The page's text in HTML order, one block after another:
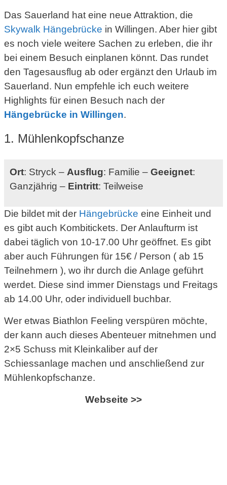
Das Sauerland hat eine neue Attraktion, die
Skywalk Hängebrücke in Willingen. Aber hier gibt
es noch viele weitere Sachen zu erleben, die ihr
bei einem Besuch einplanen könnt. Das rundet
den Tagesausflug ab oder ergänzt den Urlaub im
Sauerland. Nun empfehle ich euch weitere
Highlights für einen Besuch nach der
Hängebrücke in Willingen.
1. Mühlenkopfschanze
Ort: Stryck – Ausflug: Familie – Geeignet:
Ganzjährig – Eintritt: Teilweise
Die bildet mit der Hängebrücke eine Einheit und
es gibt auch Kombitickets. Der Anlaufturm ist
dabei täglich von 10-17.00 Uhr geöffnet. Es gibt
aber auch Führungen für 15€ / Person ( ab 15
Teilnehmern ), wo ihr durch die Anlage geführt
werdet. Diese sind immer Dienstags und Freitags
ab 14.00 Uhr, oder individuell buchbar.
Wer etwas Biathlon Feeling verspüren möchte,
der kann auch dieses Abenteuer mitnehmen und
2×5 Schuss mit Kleinkaliber auf der
Schiessanlage machen und anschließend zur
Mühlenkopfschanze.
Webseite >>